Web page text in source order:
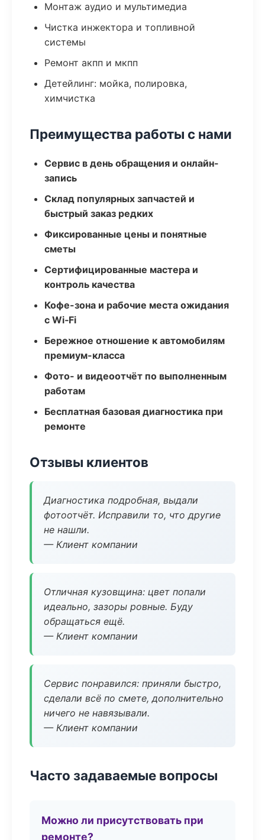
Монтаж аудио и мультимедиа
Чистка инжектора и топливной
системы
Ремонт акпп и мкпп
Детейлинг: мойка, полировка,
химчистка
Преимущества работы с нами
Сервис в день обращения и онлайн-
запись
Склад популярных запчастей и
быстрый заказ редких
Фиксированные цены и понятные
сметы
Сертифицированные мастера и
контроль качества
Кофе-зона и рабочие места ожидания
с Wi‑Fi
Бережное отношение к автомобилям
премиум-класса
Фото- и видеоотчёт по выполненным
работам
Бесплатная базовая диагностика при
ремонте
Отзывы клиентов
Диагностика подробная, выдали
фотоотчёт. Исправили то, что другие
не нашли.
— Клиент компании
Отличная кузовщина: цвет попали
идеально, зазоры ровные. Буду
обращаться ещё.
— Клиент компании
Сервис понравился: приняли быстро,
сделали всё по смете, дополнительно
ничего не навязывали.
— Клиент компании
Часто задаваемые вопросы
Можно ли присутствовать при
ремонте?